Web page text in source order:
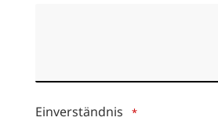
te
Einverständnis *